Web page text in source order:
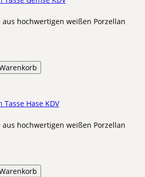
aus hochwertigen weißen Porzellan
Tasse Hase KDV
aus hochwertigen weißen Porzellan